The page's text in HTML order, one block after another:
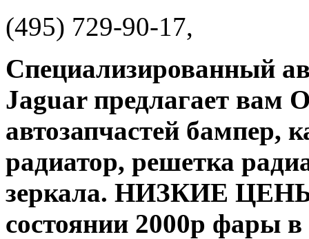
(495) 729-90-17,
Специализированный
Jaguar предлагает вам
автозапчастей бампер,
радиатор, решетка
зеркала. НИЗКИЕ
состоянии 2000р фары в